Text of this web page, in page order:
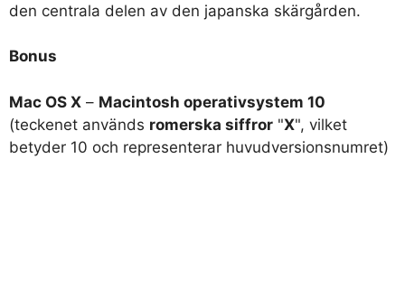
den centrala delen av den japanska skärgården.
Bonus
Mac OS X – Macintosh operativsystem 10
(teckenet används romerska siffror "X", vilket
betyder 10 och representerar huvudversionsnumret)